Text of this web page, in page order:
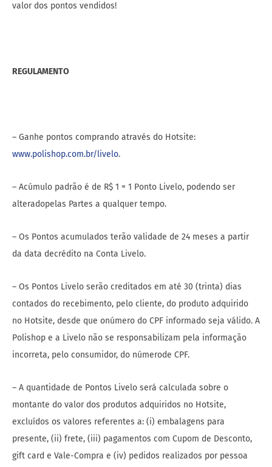
valor dos pontos vendidos!
REGULAMENTO
– Ganhe pontos comprando através do Hotsite:
www.polishop.com.br/livelo.
– Acúmulo padrão é de R$ 1 = 1 Ponto Livelo, podendo ser
alteradopelas Partes a qualquer tempo.
– Os Pontos acumulados terão validade de 24 meses a partir
da data decrédito na Conta Livelo.
– Os Pontos Livelo serão creditados em até 30 (trinta) dias
contados do recebimento, pelo cliente, do produto adquirido
no Hotsite, desde que onúmero do CPF informado seja válido. A
Polishop e a Livelo não se responsabilizam pela informação
incorreta, pelo consumidor, do númerode CPF.
– A quantidade de Pontos Livelo será calculada sobre o
montante do valor dos produtos adquiridos no Hotsite,
excluídos os valores referentes a: (i) embalagens para
presente, (ii) frete, (iii) pagamentos com Cupom de Desconto,
gift card e Vale-Compra e (iv) pedidos realizados por pessoa